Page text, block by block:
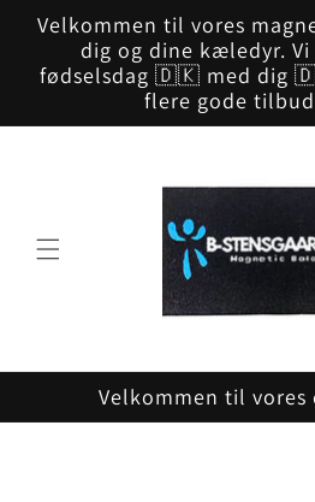
Gå til
indhold
Velkommen til vores
dig og dine kæledyr. Vi
fødselsdag 🇩🇰 med dig
flere gode
Velkommen til